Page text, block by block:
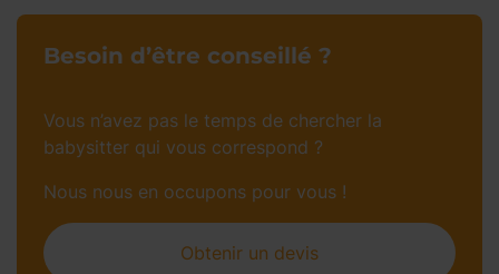
Besoin d’être conseillé ?
Vous n’avez pas le temps de chercher la
babysitter qui vous correspond ?
Nous nous en occupons pour vous !
Obtenir un devis